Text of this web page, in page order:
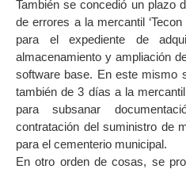
También se concedió un plazo
de errores a la mercantil
para el expediente de
almacenamiento y ampliación
software base. En este mismo
también de 3 días a la mercantil
para subsanar
contratación del suministro de
para el cementerio municipal.
En otro orden de cosas, se